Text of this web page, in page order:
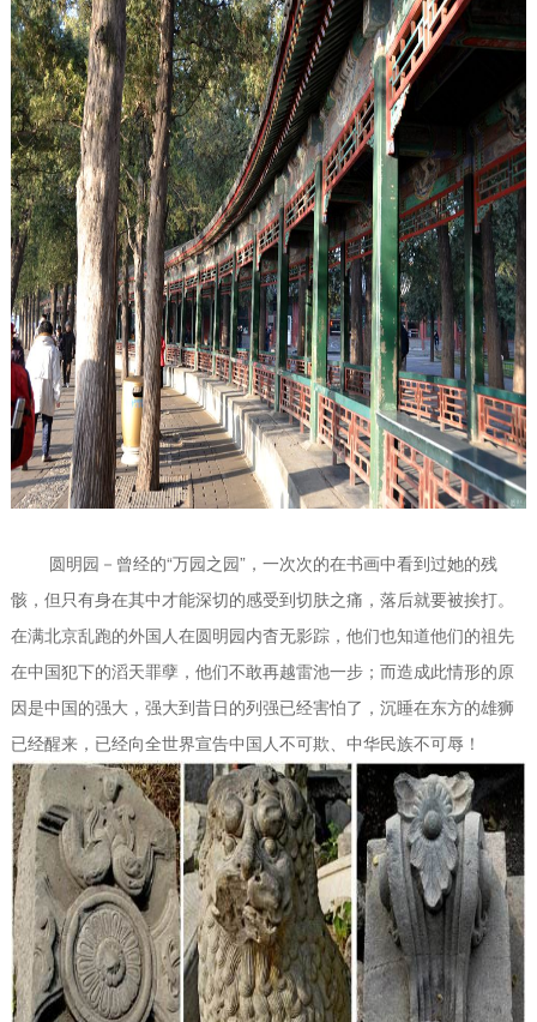
圆明园－曾经的“万园之园”，一次次的在书画中看到过她的残
骸，但只有身在其中才能深切的感受到切肤之痛，落后就要被挨打。
在满北京乱跑的外国人在圆明园内杳无影踪，他们也知道他们的祖先
在中国犯下的滔天罪孽，他们不敢再越雷池一步；而造成此情形的原
因是中国的强大，强大到昔日的列强已经害怕了，沉睡在东方的雄狮
已经醒来，已经向全世界宣告中国人不可欺、中华民族不可辱！